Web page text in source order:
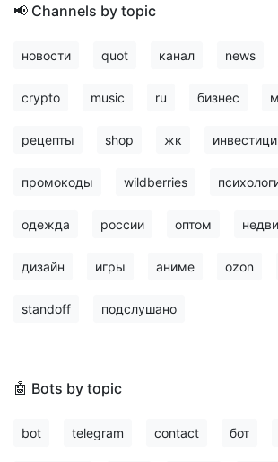
📢 Channels by topic
новости quot канал news
crypto music ru бизнес
рецепты shop жк
промокоды wildberries
одежда россии оптом
дизайн игры аниме ozon
standoff подслушано
🤖 Bots by topic
bot telegram contact бот